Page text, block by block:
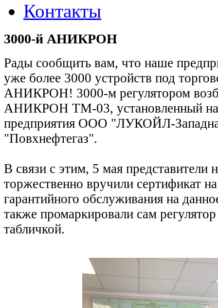
Контакты
3000-й АНИКРОН
Рады сообщить вам, что наше
уже более 3000 устройств под
АНИКРОН! 3000-м регулятором
АНИКРОН ТМ-03, установленный на
предприятия ООО "ЛУКОЙЛ-
"Повхнефтегаз".
В связи с этим, 5 мая представители
торжественно вручили сертификат
гарантийного обслуживания на
также промаркировали сам
табличкой.